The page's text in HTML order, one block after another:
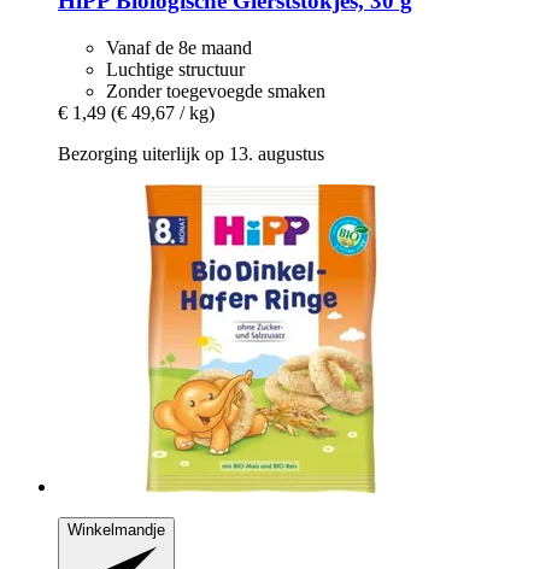
Vanaf de 8e maand
Luchtige structuur
Zonder toegevoegde smaken
€ 1,49 (€ 49,67 / kg)
Bezorging uiterlijk op 13. augustus
Winkelmandje